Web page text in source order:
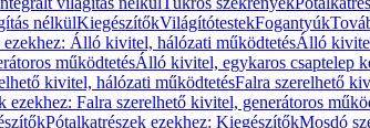
nélkülKiegészítőkVilágítótestekFogantyúk
ezekhez: Álló kivitel, hálózati működtetésÁlló
működtetésÁlló kivitel, egykaros csaptelep
kivitel, hálózati működtetésFalra szerelhető
ezekhez: Falra szerelhető kivitel, generátoros
Pótalkatrészek ezekhez: KiegészítőkMosdó